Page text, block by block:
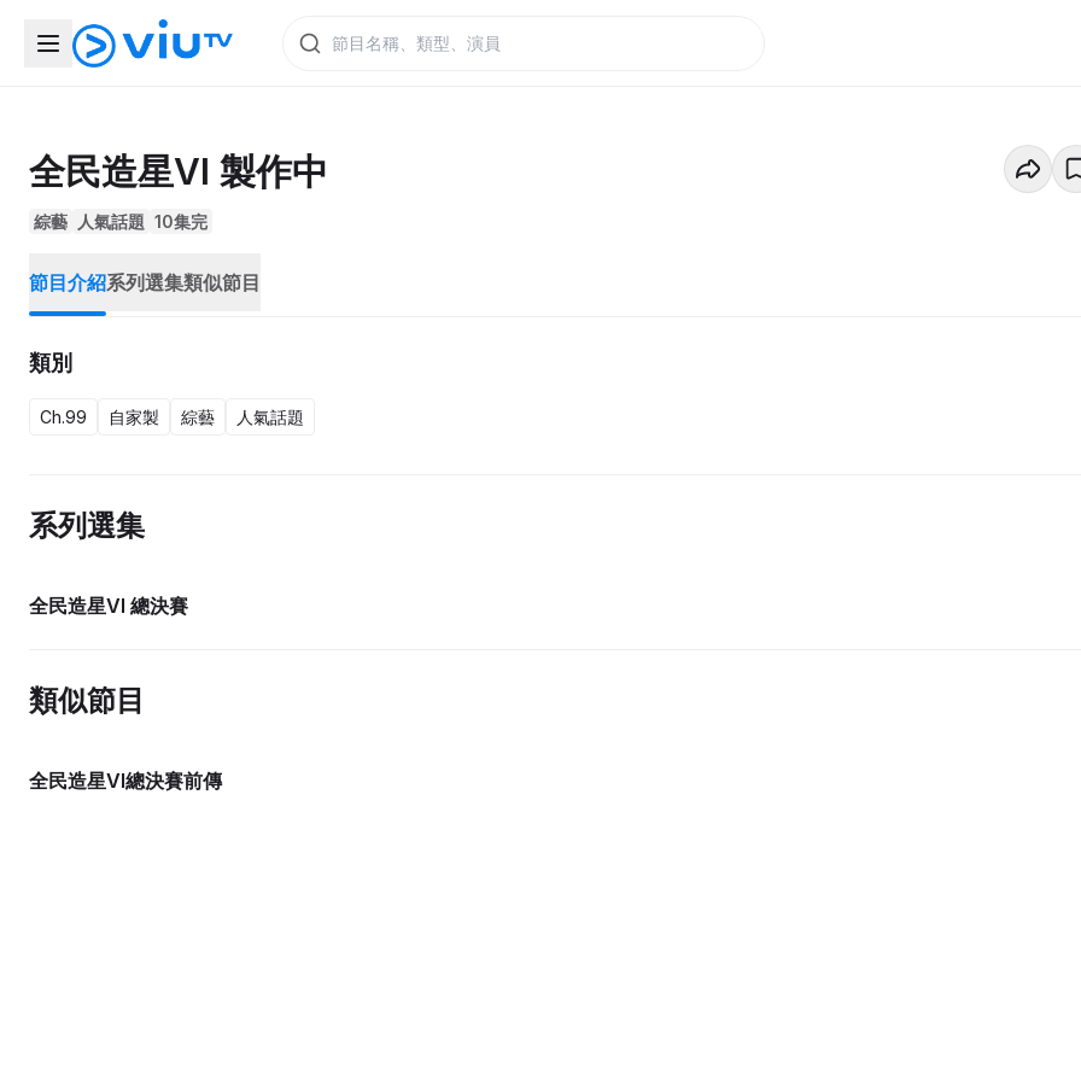
全民造星VI 製作中
綜藝 人氣話題 10集完
節目介紹系列選集類似節目
類別
Ch.99 自家製 綜藝 人氣話題
系列選集
全民造星VI 總決賽
類似節目
全民造星VI總決賽前傳